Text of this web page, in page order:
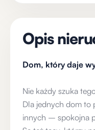
Opis
Dom, który daje
Nie każdy szuka
Dla jednych dom to
innych – spokojna